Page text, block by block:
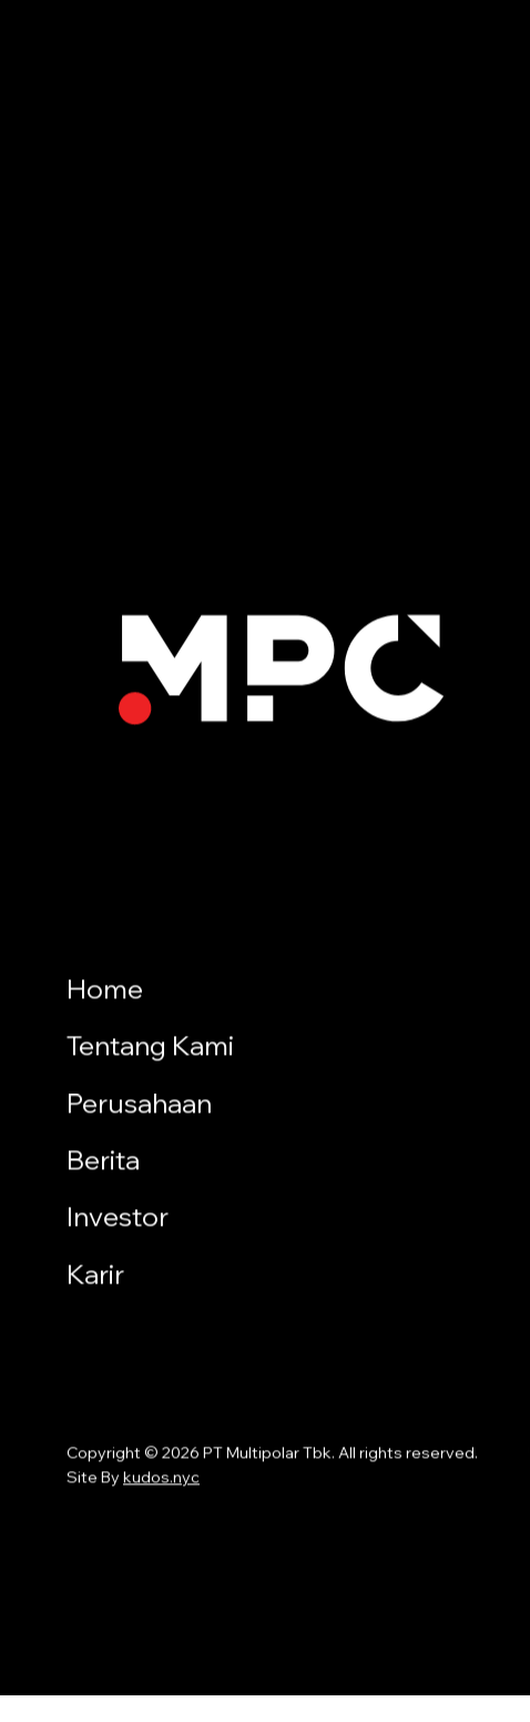
Home
Tentang Kami
Perusahaan
Berita
Investor
Karir
Copyright © 2026 PT Multipolar Tbk. All rights reserved.
Site By kudos.nyc